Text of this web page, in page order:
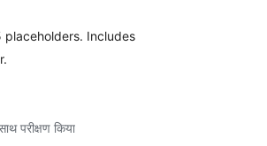
placeholders. Includes
परीक्षण किया